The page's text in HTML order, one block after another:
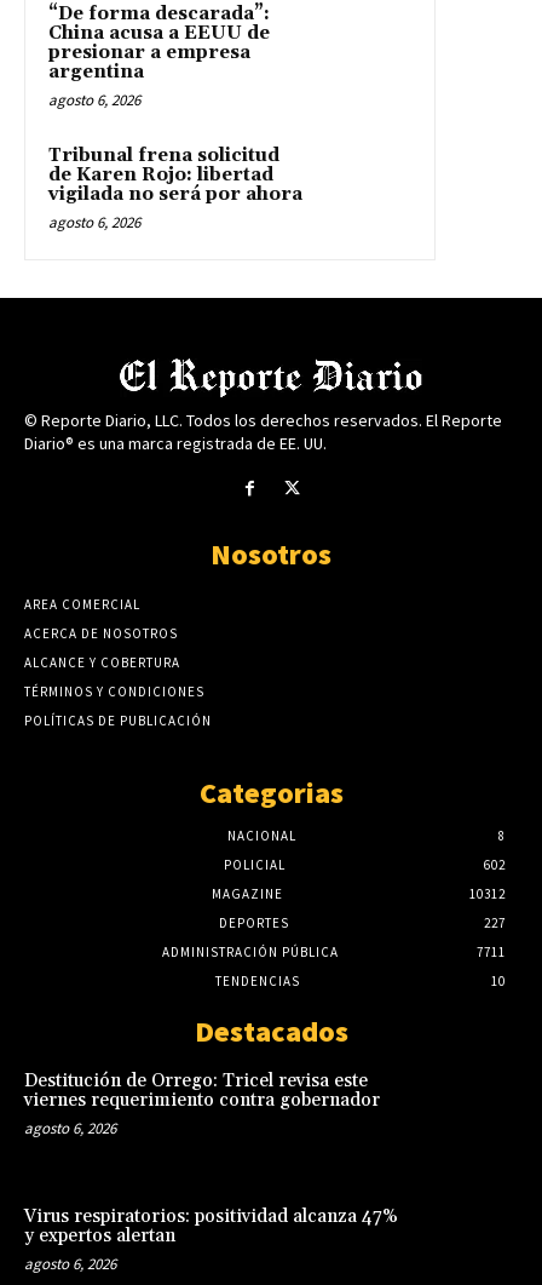
“De forma descarada”:
China acusa a EEUU de
presionar a empresa
argentina
agosto 6, 2026
Tribunal frena solicitud
de Karen Rojo: libertad
vigilada no será por ahora
agosto 6, 2026
© Reporte Diario, LLC. Todos los derechos reservados. El Reporte
Diario® es una marca registrada de EE. UU.
Nosotros
AREA COMERCIAL
ACERCA DE NOSOTROS
ALCANCE Y COBERTURA
TÉRMINOS Y CONDICIONES
POLÍTICAS DE PUBLICACIÓN
Categorias
NACIONAL
8
POLICIAL
602
MAGAZINE
10312
DEPORTES
227
ADMINISTRACIÓN PÚBLICA
7711
TENDENCIAS
10
Destacados
Destitución de Orrego: Tricel revisa este
viernes requerimiento contra gobernador
agosto 6, 2026
Virus respiratorios: positividad alcanza 47%
y expertos alertan
agosto 6, 2026